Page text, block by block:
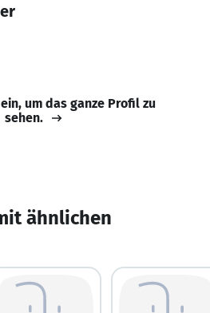
um das ganze Profil zu
sehen.
ähnlichen